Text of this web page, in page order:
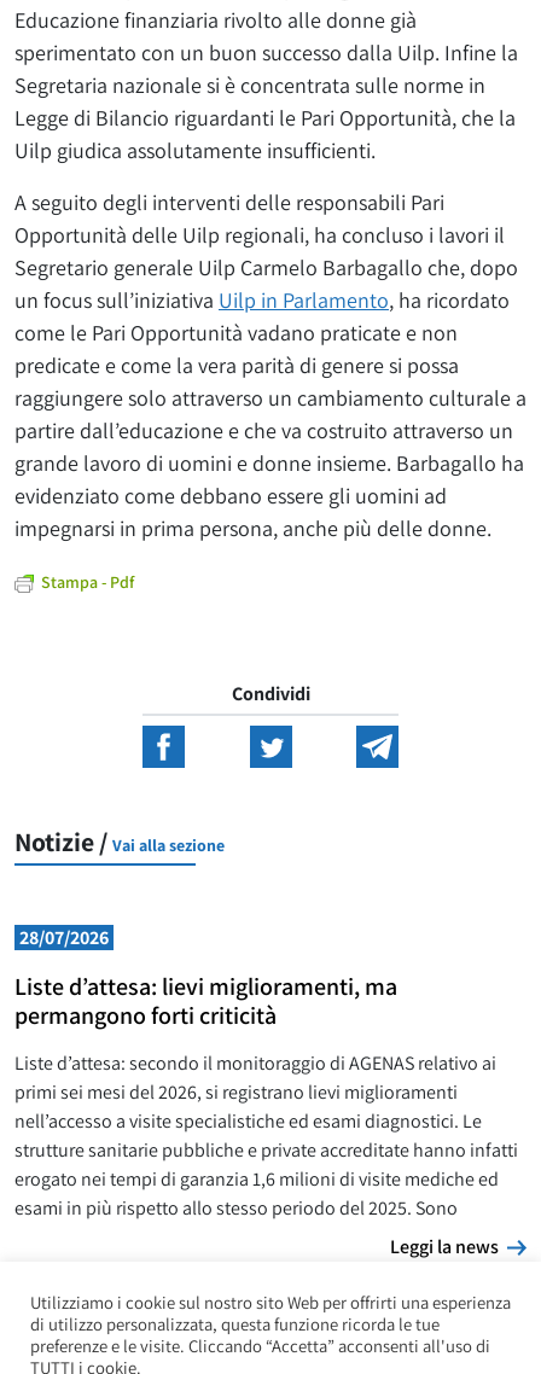
Educazione finanziaria rivolto alle donne già
sperimentato con un buon successo dalla Uilp. Infine la
Segretaria nazionale si è concentrata sulle norme in
Legge di Bilancio riguardanti le Pari Opportunità, che la
Uilp giudica assolutamente insufficienti.
A seguito degli interventi delle responsabili Pari
Opportunità delle Uilp regionali, ha concluso i lavori il
Segretario generale Uilp Carmelo Barbagallo che, dopo
un focus sull’iniziativa Uilp in Parlamento, ha ricordato
come le Pari Opportunità vadano praticate e non
predicate e come la vera parità di genere si possa
raggiungere solo attraverso un cambiamento culturale a
partire dall’educazione e che va costruito attraverso un
grande lavoro di uomini e donne insieme. Barbagallo ha
evidenziato come debbano essere gli uomini ad
impegnarsi in prima persona, anche più delle donne.
Stampa - Pdf
Condividi
Notizie / Vai alla sezione
28/07/2026
Liste d’attesa: lievi miglioramenti, ma
permangono forti criticità
Liste d’attesa: secondo il monitoraggio di AGENAS relativo ai
primi sei mesi del 2026, si registrano lievi miglioramenti
nell’accesso a visite specialistiche ed esami diagnostici. Le
strutture sanitarie pubbliche e private accreditate hanno infatti
erogato nei tempi di garanzia 1,6 milioni di visite mediche ed
esami in più rispetto allo stesso periodo del 2025. Sono
Leggi la news
Utilizziamo i cookie sul nostro sito Web per offrirti una esperienza
di utilizzo personalizzata, questa funzione ricorda le tue
preferenze e le visite. Cliccando “Accetta” acconsenti all'uso di
TUTTI i cookie.